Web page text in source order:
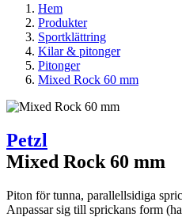
Hem
Produkter
Sportklättring
Kilar & pitonger
Pitonger
Mixed Rock 60 mm
Petzl
Mixed Rock 60 mm
Piton för tunna, parallellsidiga
Anpassar sig till sprickans form